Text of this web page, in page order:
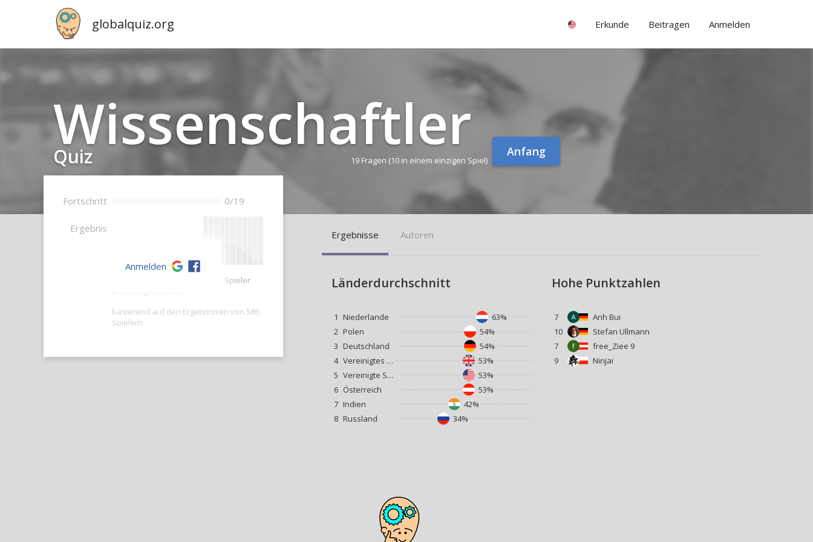
globalquiz.org Erkunde Beitragen Anmelden
Wis­sen­schaft­ler
Quiz 19 Fragen (10 in einem einzigen Spiel)
Anfang
Fortschritt 0/19
Ergebnis
Ihre Punktzahl ist besser als -- Spieler
und das gleiche wie --.
basierend auf den Ergebnissen von 586
Spielern
Anmelden
Ergebnisse Autoren
Länderdurchschnitt
1 Niederlande
63%
2 Polen
54%
3 Deutschland
54%
4
Vereinigtes Königreich
53%
5
Vereinigte Staaten
53%
6 Österreich
53%
7 Indien
42%
8 Russland 34%
Hohe Punktzahlen
7
Anh Bui
10
Stefan Ullmann
7
free_Ziee 9
9
Ninjai